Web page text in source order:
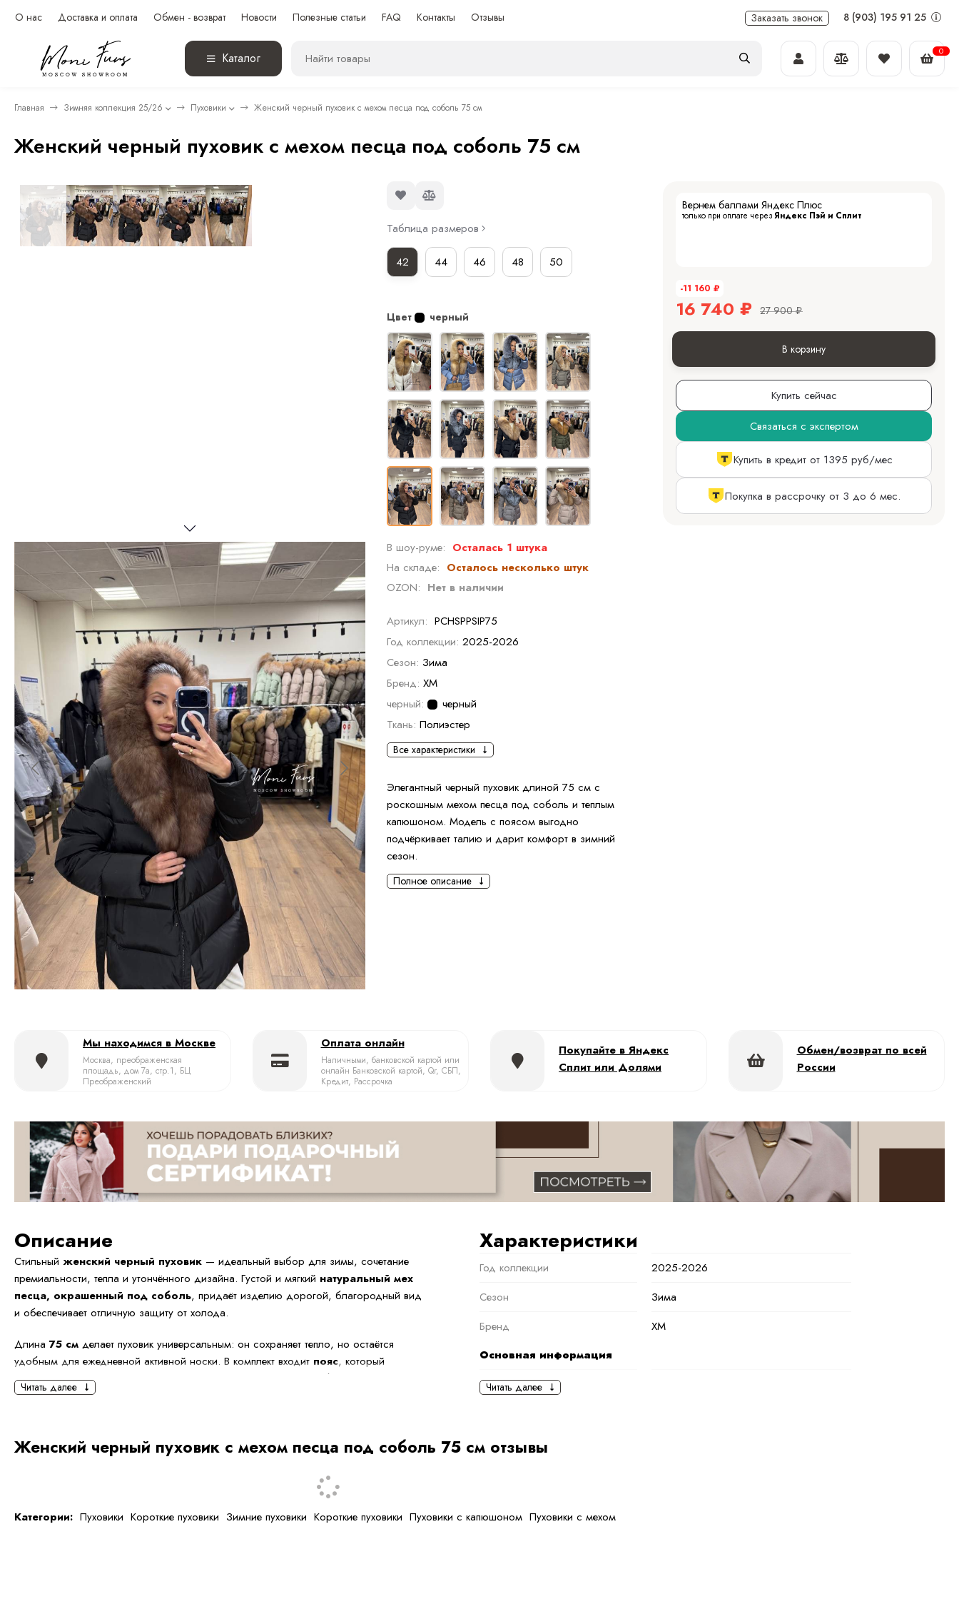
О нас Доставка и оплата Обмен - возврат Новости Полезные статьи FAQ Контакты Отзывы Заказать звонок 8 (903) 195 91 25
Каталог 0
Главная Зимняя коллекция 25/26 Пуховики Женский черный пуховик с мехом песца под соболь 75 см
Женский черный пуховик с мехом песца под соболь 75 см
Таблица размеров
42 44 46 48 50
Цвет черный
В шоу-руме: Осталась 1 штука
На складе: Осталось несколько штук
OZON: Нет в наличии
Артикул: PCHSPPSIP75
Год коллекции: 2025-2026
Сезон: Зима
Бренд: XM
черный:
черный
Ткань: Полиэстер
Все характеристики
Элегантный черный пуховик длиной 75 см с
роскошным мехом песца под соболь и теплым
капюшоном. Модель с поясом выгодно
подчёркивает талию и дарит комфорт в зимний
сезон.
Полное описание
Вернем баллами Яндекс Плюс
только при оплате черезЯндекс Пэй и Сплит
-11 160 ₽
16 740 ₽ 27 900 ₽
В корзину
Купить сейчас
Связаться с экспертом
Купить в кредит от 1395 руб/мес
Покупка в рассрочку от 3 до 6 мес.
Мы находимся в Москве
Москва, преображенская
площадь, дом 7а, стр.1, БЦ
Преображенский
Оплата онлайн
Наличными, банковской картой или
онлайн Банковской картой, Qr, СБП,
Кредит, Рассрочка
Покупайте в Яндекс
Сплит или Долями
Обмен/возврат по всей
России
Описание
Стильный женский черный пуховик — идеальный выбор для зимы, сочетание
премиальности, тепла и утончённого дизайна. Густой и мягкий натуральный мех
песца, окрашенный под соболь, придаёт изделию дорогой, благородный вид
и обеспечивает отличную защиту от холода.
Длина 75 см делает пуховик универсальным: он сохраняет тепло, но остаётся
удобным для ежедневной активной носки. В комплект входит пояс, который
позволяет подчеркнуть талию и создать женственный силуэт, либо носить модель в
более расслабленном свободном стиле.
комфорт в ветреную и морозную погоду. Лёгкий и теплый утеплитель делает пуховик
практичным и настоящим must-have зимнего гардероба.
Эффектный мех песца под соболь
Читать далее
Характеристики
Год коллекции
2025-2026
Сезон
Зима
Бренд
XM
Основная информация
черный
Состав ткани
информация
Читать далее
Женский черный пуховик с мехом песца под соболь 75 см отзывы
Категории: Пуховики Короткие пуховики Зимние пуховики Короткие пуховики Пуховики с капюшоном Пуховики с мехом